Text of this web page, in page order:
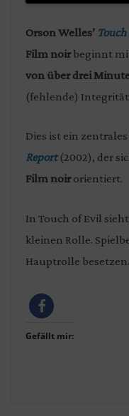
Orson Welles’
Film noirbeginnt
von über drei
(fehlende)
Dies ist ein
Report (2002), der
Film noirorientiert.
In Touch of Evil
kleinen Rolle.
Hauptrolle besetzen.
Gefällt mir: